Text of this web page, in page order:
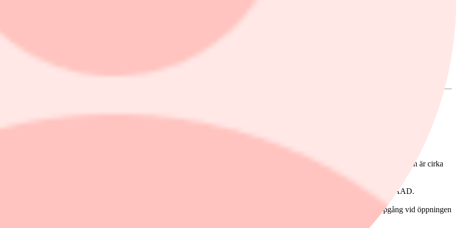
i Mellanöstern.
vilket motsvarar den största uppgången sedan början av januari enligt Bloomberg News. Den ackumulerade avkastningen är cirka
ut bolaget som mest exponerat mot konflikten, bland annat kopplat till USA:s användning av luftförsvarssystemet THAAD.
Dassault Aviation, Indra Sistemas och Kongsberg noterar uppgångar. När det gäller svenska Saab har en rejäl uppgång vid öppningen